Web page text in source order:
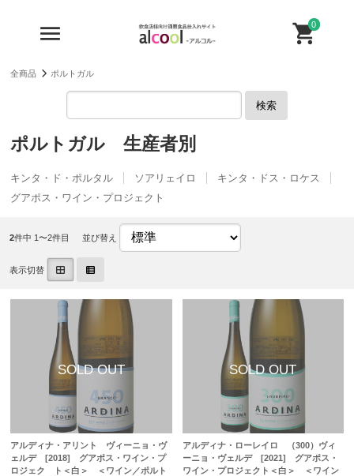
0
全商品 ポルトガル
検索
ポルトガル 生産者別
キンタ・ド・ポルタル ソアリェイロ
キンタ・ドス・ロケス
グアポス・ワイン・プロジェクト
2件中 1〜2件目 並び替え
表示切替
アルディナ・アリント ヴィーニョ・ヴ
ェルデ [2018] グアポス・ワイン・プ
ロジェク ト＜白＞ ＜ワイン／ポルト
アルディナ・ローレイロ （300）ヴィ
ーニョ・ヴェルデ [2021] グアポス・
ワイン・プロジェクト＜白＞ ＜ワイン